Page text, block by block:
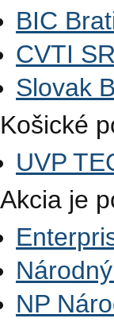
BIC
CVTI SR
Slovak
Košické
UVP
Akcia je
NP